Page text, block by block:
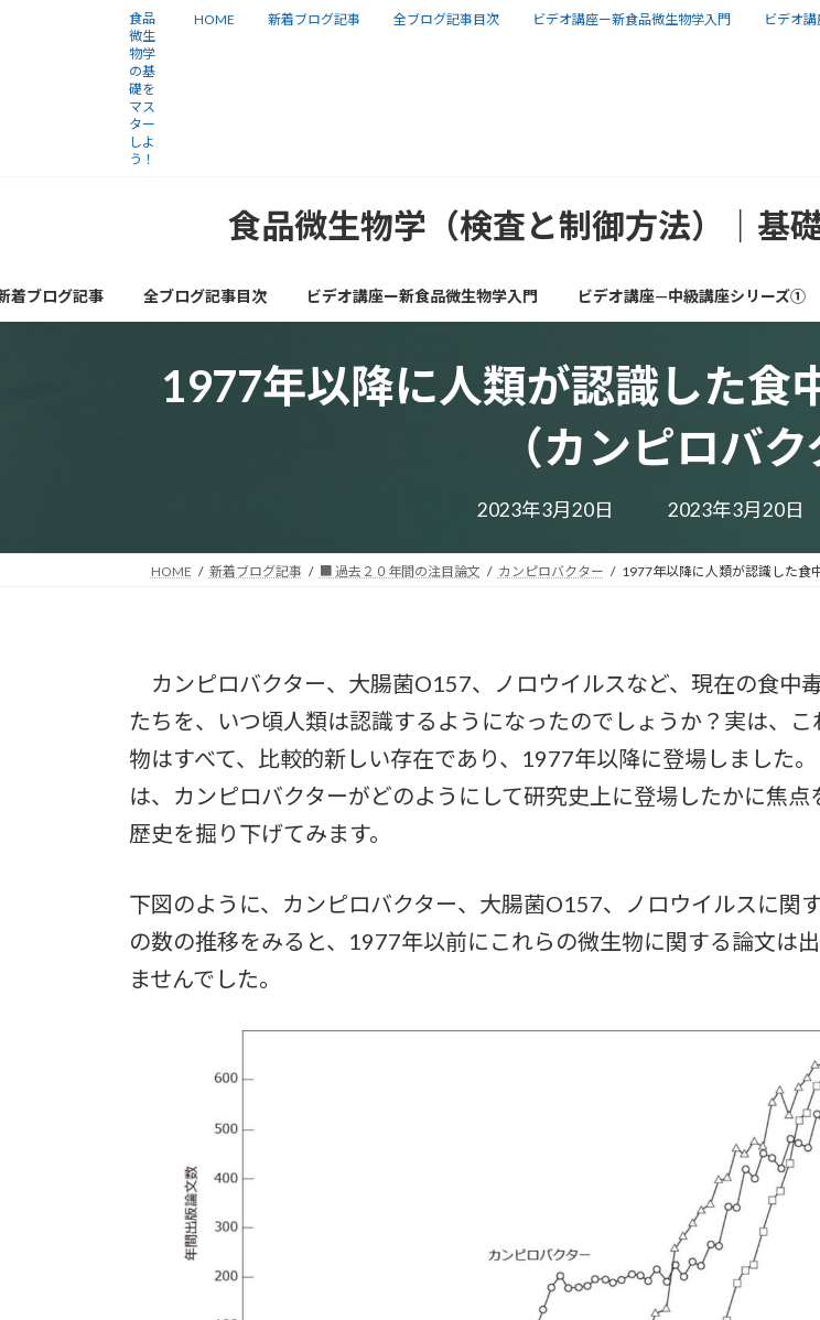
プ
動
食品
微生
物学
の基
礎を
マス
ター
しよ
う！
HOME 新着ブログ記事 全ブログ記事目次 ビデオ講座ー新食品微生物学入門 ビデオ
食品微生物学（検査と制御方法）｜
着ブログ記事 全ブログ記事目次 ビデオ講座ー新食品微生物学入門 ビデオ講座—中級講座シリーズ①
1977年以降に人類が認識した食
（カンピロバク
2023年3月20日
最
終
新
日
2023年3月20日
HOME 新着ブログ記事 ■ 過去２０年間の注目論文 カンピロバクター 1977年以降に人類が認識した食
カンピロバクター、大腸菌O157、ノロウイルスなど、現在の食中
たちを、いつ頃人類は認識するようになったのでしょうか？実は、こ
物はすべて、比較的新しい存在であり、1977年以降に登場しました
は、カンピロバクターがどのようにして研究史上に登場したかに焦点
歴史を掘り下げてみます。
下図のように、カンピロバクター、大腸菌O157、ノロウイルスに関
の数の推移をみると、1977年以前にこれらの微生物に関する論文は
ませんでした。